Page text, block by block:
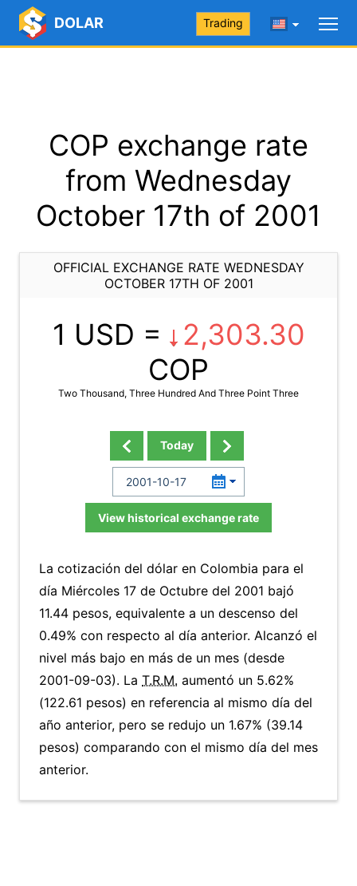
DOLAR Trading
COP exchange rate
from Wednesday
October 17th of 2001
OFFICIAL EXCHANGE RATE WEDNESDAY
OCTOBER 17TH OF 2001
1 USD =
2,303.30
COP
Two Thousand, Three Hundred And Three Point Three
Today
View historical exchange rate
La cotización del dólar en Colombia para el
día Miércoles 17 de Octubre del 2001 bajó
11.44 pesos, equivalente a un descenso del
0.49% con respecto al día anterior. Alcanzó el
nivel más bajo en más de un mes (desde
2001-09-03). La T.R.M. aumentó un 5.62%
(122.61 pesos) en referencia al mismo día del
año anterior, pero se redujo un 1.67% (39.14
pesos) comparando con el mismo día del mes
anterior.